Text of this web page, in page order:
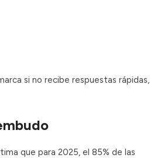
si no recibe respuestas rápidas,
que para 2025, el 85% de las